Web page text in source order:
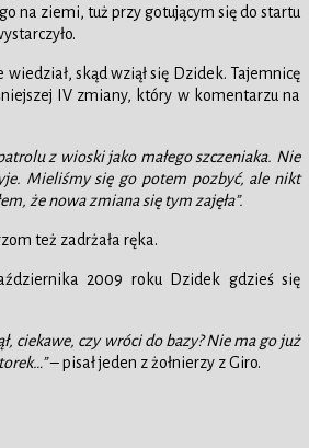
na ziemi, tuż przy gotującym się do startu
skąd wziął się Dzidek. Tajemnicę
IV zmiany, który w komentarzu na
z wioski jako małego szczeniaka. Nie
Mieliśmy się go potem pozbyć, ale nikt
że nowa zmiana się tym zajęła”.
też zadrżała ręka.
2009 roku Dzidek gdzieś się
ciekawe, czy wróci do bazy? Nie ma go już
– pisał jeden z żołnierzy z Giro.